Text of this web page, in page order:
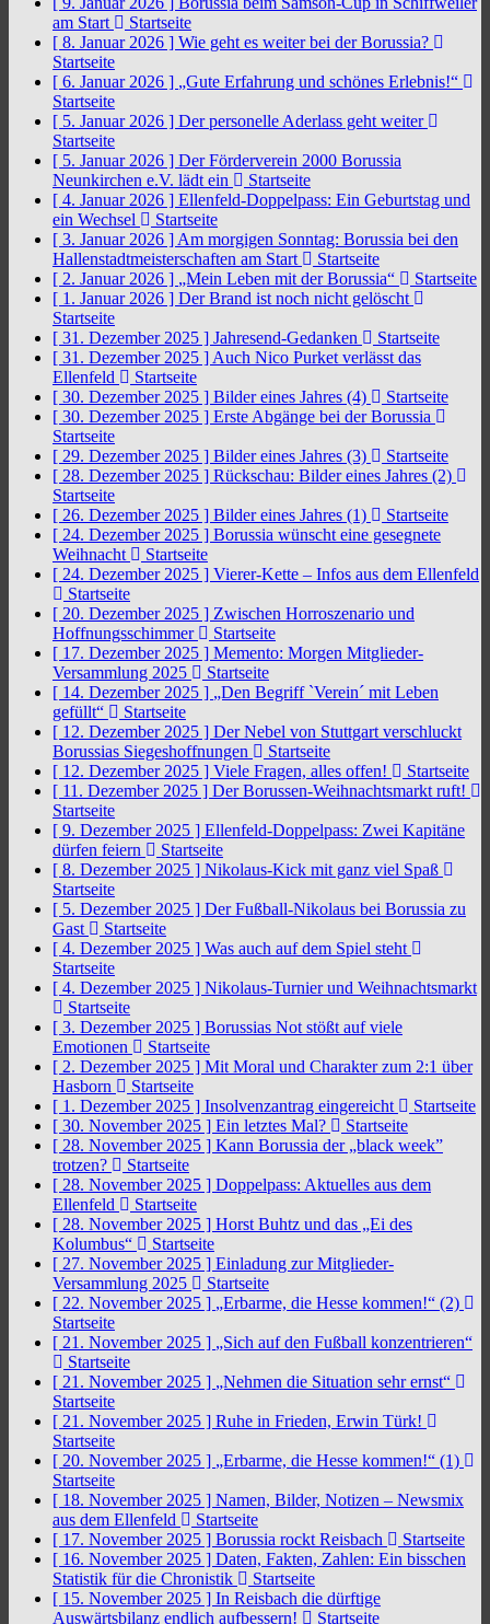
am Start
Startseite
[ 8. Januar 2026 ] Wie geht es weiter bei der Borussia?
Startseite
[ 6. Januar 2026 ] „Gute Erfahrung und schönes Erlebnis!“
Startseite
[ 5. Januar 2026 ] Der personelle Aderlass geht weiter
Startseite
[ 5. Januar 2026 ] Der Förderverein 2000 Borussia
Neunkirchen e.V. lädt ein
Startseite
[ 4. Januar 2026 ] Ellenfeld-Doppelpass: Ein Geburtstag und
ein Wechsel
Startseite
[ 3. Januar 2026 ] Am morgigen Sonntag: Borussia bei den
Hallenstadtmeisterschaften am Start
Startseite
[ 2. Januar 2026 ] „Mein Leben mit der Borussia“
Startseite
[ 1. Januar 2026 ] Der Brand ist noch nicht gelöscht
Startseite
[ 31. Dezember 2025 ] Jahresend-Gedanken
Startseite
[ 31. Dezember 2025 ] Auch Nico Purket verlässt das
Ellenfeld
Startseite
[ 30. Dezember 2025 ] Bilder eines Jahres (4)
Startseite
[ 30. Dezember 2025 ] Erste Abgänge bei der Borussia
Startseite
[ 29. Dezember 2025 ] Bilder eines Jahres (3)
Startseite
[ 28. Dezember 2025 ] Rückschau: Bilder eines Jahres (2)
Startseite
[ 26. Dezember 2025 ] Bilder eines Jahres (1)
Startseite
[ 24. Dezember 2025 ] Borussia wünscht eine gesegnete
Weihnacht
Startseite
[ 24. Dezember 2025 ] Vierer-Kette – Infos aus dem Ellenfeld
Startseite
[ 20. Dezember 2025 ] Zwischen Horroszenario und
Hoffnungsschimmer
Startseite
[ 17. Dezember 2025 ] Memento: Morgen Mitglieder-
Versammlung 2025
Startseite
[ 14. Dezember 2025 ] „Den Begriff `Verein´ mit Leben
gefüllt“
Startseite
[ 12. Dezember 2025 ] Der Nebel von Stuttgart verschluckt
Borussias Siegeshoffnungen
Startseite
[ 12. Dezember 2025 ] Viele Fragen, alles offen!
Startseite
[ 11. Dezember 2025 ] Der Borussen-Weihnachtsmarkt ruft!
Startseite
[ 9. Dezember 2025 ] Ellenfeld-Doppelpass: Zwei Kapitäne
dürfen feiern
Startseite
[ 8. Dezember 2025 ] Nikolaus-Kick mit ganz viel Spaß
Startseite
[ 5. Dezember 2025 ] Der Fußball-Nikolaus bei Borussia zu
Gast
Startseite
[ 4. Dezember 2025 ] Was auch auf dem Spiel steht
Startseite
[ 4. Dezember 2025 ] Nikolaus-Turnier und Weihnachtsmarkt
Startseite
[ 3. Dezember 2025 ] Borussias Not stößt auf viele
Emotionen
Startseite
[ 2. Dezember 2025 ] Mit Moral und Charakter zum 2:1 über
Hasborn
Startseite
[ 1. Dezember 2025 ] Insolvenzantrag eingereicht
Startseite
[ 30. November 2025 ] Ein letztes Mal?
Startseite
[ 28. November 2025 ] Kann Borussia der „black week”
trotzen?
Startseite
[ 28. November 2025 ] Doppelpass: Aktuelles aus dem
Ellenfeld
Startseite
[ 28. November 2025 ] Horst Buhtz und das „Ei des
Kolumbus“
Startseite
[ 27. November 2025 ] Einladung zur Mitglieder-
Versammlung 2025
Startseite
[ 22. November 2025 ] „Erbarme, die Hesse kommen!“ (2)
Startseite
[ 21. November 2025 ] „Sich auf den Fußball konzentrieren“
Startseite
[ 21. November 2025 ] „Nehmen die Situation sehr ernst“
Startseite
[ 21. November 2025 ] Ruhe in Frieden, Erwin Türk!
Startseite
[ 20. November 2025 ] „Erbarme, die Hesse kommen!“ (1)
Startseite
[ 18. November 2025 ] Namen, Bilder, Notizen – Newsmix
aus dem Ellenfeld
Startseite
[ 17. November 2025 ] Borussia rockt Reisbach
Startseite
[ 16. November 2025 ] Daten, Fakten, Zahlen: Ein bisschen
Statistik für die Chronistik
Startseite
[ 15. November 2025 ] In Reisbach die dürftige
Auswärtsbilanz endlich aufbessern!
Startseite